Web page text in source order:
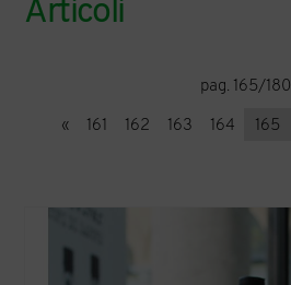
Articoli
pag. 165/180
« 161 162 163 164 165